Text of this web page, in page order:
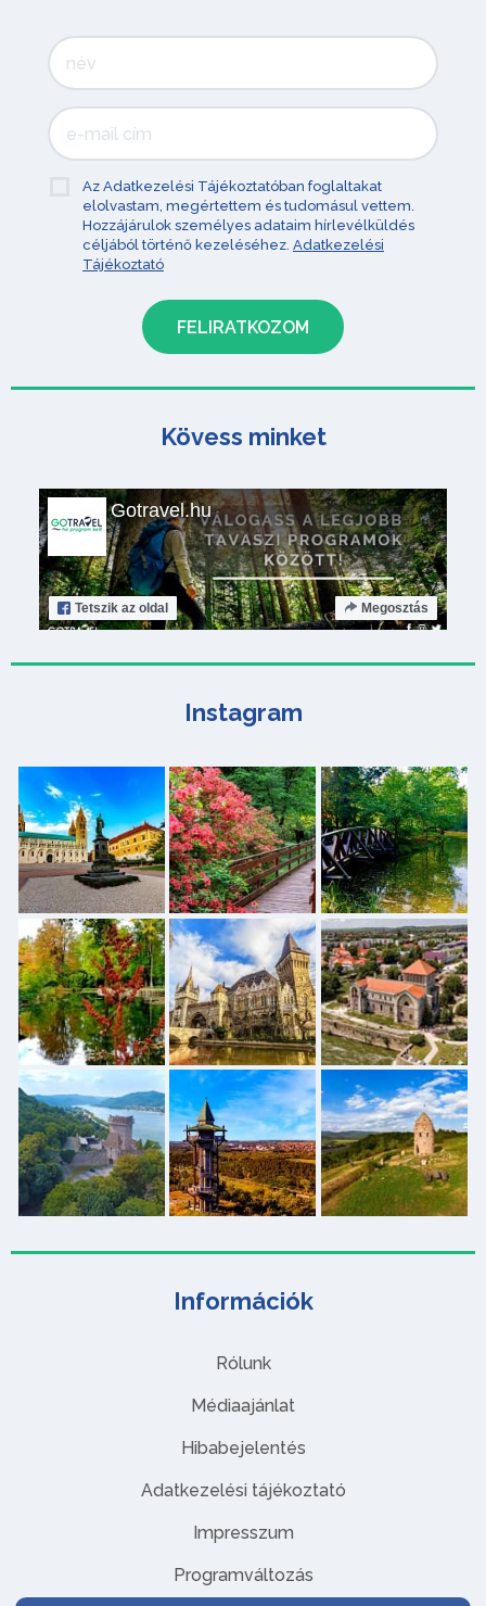
Információk
Rólunk
Médiaajánlat
Hibabejelentés
Adatkezelési tájékoztató
Impresszum
Programváltozás
Az Adatkezelési Tájékoztatóban foglaltakat
elolvastam, megértettem és tudomásul vettem.
Hozzájárulok személyes adataim hírlevélküldés
céljából történő kezeléséhez. Adatkezelési
Tájékoztató
Kövess minket
Gotravel.hu
Tetszik az oldal Megosztás
Instagram